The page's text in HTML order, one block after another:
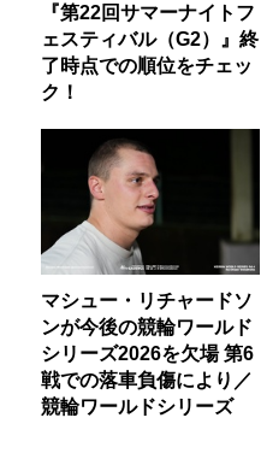
『第22回サマーナイトフ
ェスティバル（G2）』終
了時点での順位をチェッ
ク！
マシュー・リチャードソ
ンが今後の競輪ワールド
シリーズ2026を欠場 第6
戦での落車負傷により／
競輪ワールドシリーズ